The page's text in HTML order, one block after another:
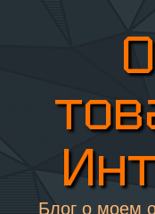
Блог о моем